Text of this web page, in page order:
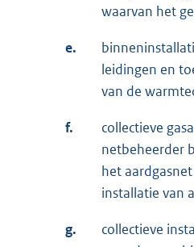
waarvan het
e.
leidingen en
van de
f.
collectieve
netbeheerder
het
installatie van
g.
collectieve